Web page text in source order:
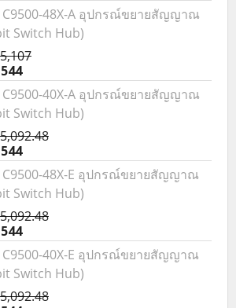
C9500-48X-A อุปกรณ์ขยายสัญญาณ
Switch Hub)
C9500-40X-A อุปกรณ์ขยายสัญญาณ
Switch Hub)
C9500-48X-E อุปกรณ์ขยายสัญญาณ
Switch Hub)
C9500-40X-E อุปกรณ์ขยายสัญญาณ
Switch Hub)